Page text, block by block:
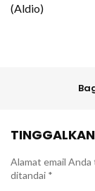
(Aldio)
Alamat email Anda
ditandai *